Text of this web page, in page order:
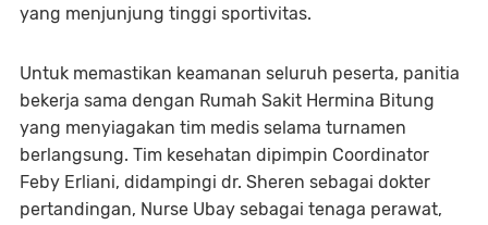
yang menjunjung tinggi sportivitas.
Untuk memastikan keamanan seluruh peserta, panitia
bekerja sama dengan Rumah Sakit Hermina Bitung
yang menyiagakan tim medis selama turnamen
berlangsung. Tim kesehatan dipimpin Coordinator
Feby Erliani, didampingi dr. Sheren sebagai dokter
pertandingan, Nurse Ubay sebagai tenaga perawat,